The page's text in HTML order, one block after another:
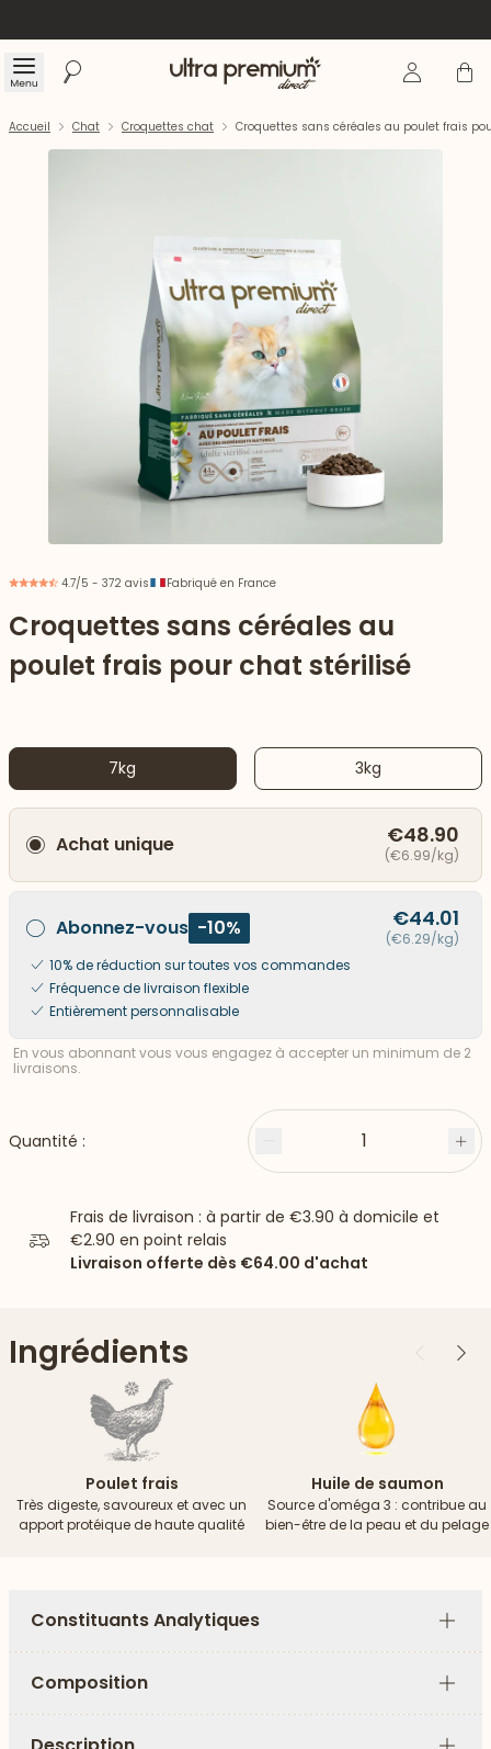
Menu Rechercher Accueil Se Panier
vers le bas
Accueil Chat Croquettes chat Croquettes sans céréales au poulet frais
4.7/5 - 372 avis Fabriqué en France
Croquettes sans céréales au
poulet frais pour chat stérilisé
7kg 3kg
Achat unique €48.90
(€6.99/kg)
Abonnez-vous -10% €44.01
(€6.29/kg)
10% de réduction sur toutes vos commandes
Fréquence de livraison flexible
Entièrement personnalisable
En vous abonnant vous vous engagez à accepter un minimum de 2
livraisons.
Quantité : Moins 1
Frais de livraison : à partir de €3.90 à domicile et
€2.90 en point relais
Livraison offerte dès €64.00 d'achat
Ingrédients Précédent
Poulet frais
Très digeste, savoureux et avec un
apport protéique de haute qualité
Huile de saumon
Source d'oméga 3 : contribue au
bien-être de la peau et du pelage
Constituants Analytiques
Plus
Composition
Plus